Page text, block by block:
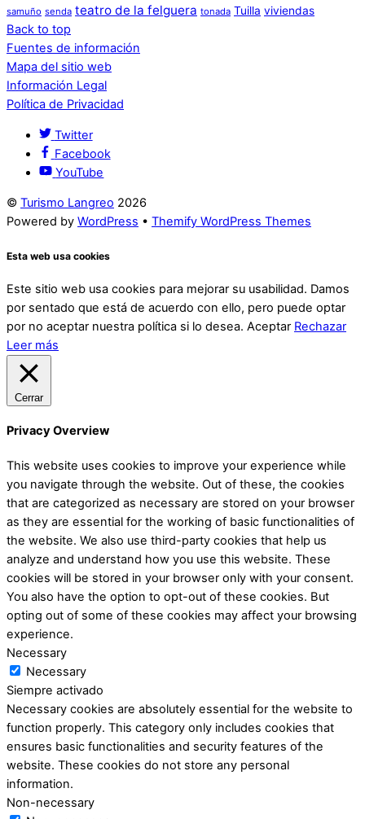
samuño senda teatro de la felguera tonada Tuilla viviendas
Back to top
Fuentes de información
Mapa del sitio web
Información Legal
Política de Privacidad
Twitter
Facebook
YouTube
© Turismo Langreo 2026
Powered by WordPress • Themify WordPress Themes
Esta web usa cookies
Este sitio web usa cookies para mejorar su usabilidad. Damos
por sentado que está de acuerdo con ello, pero puede optar
por no aceptar nuestra política si lo desea. Aceptar Rechazar
Leer más
Cerrar
Privacy Overview
This website uses cookies to improve your experience while
you navigate through the website. Out of these, the cookies
that are categorized as necessary are stored on your browser
as they are essential for the working of basic functionalities of
the website. We also use third-party cookies that help us
analyze and understand how you use this website. These
cookies will be stored in your browser only with your consent.
You also have the option to opt-out of these cookies. But
opting out of some of these cookies may affect your browsing
experience.
Necessary
Necessary
Siempre activado
Necessary cookies are absolutely essential for the website to
function properly. This category only includes cookies that
ensures basic functionalities and security features of the
website. These cookies do not store any personal
information.
Non-necessary